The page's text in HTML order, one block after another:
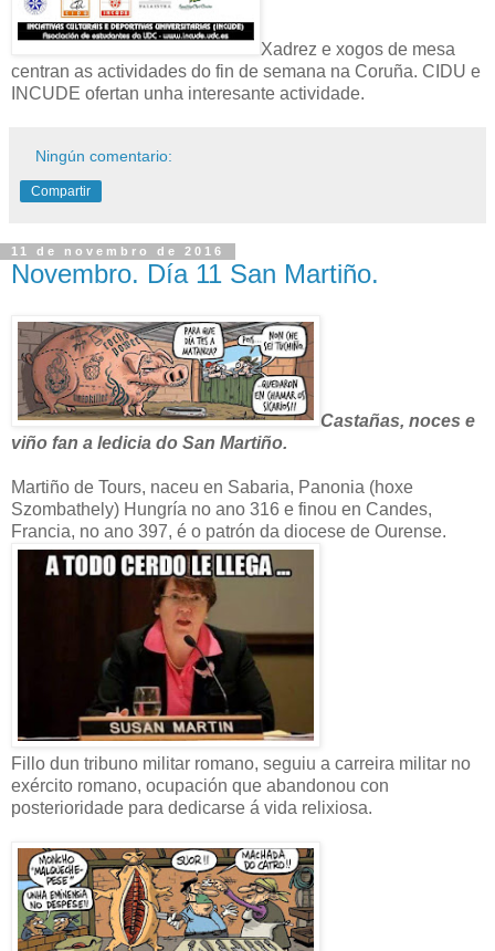
Xadrez e xogos de mesa
centran as actividades do fin de semana na Coruña. CIDU e
INCUDE ofertan unha interesante actividade.
Ningún comentario:
Compartir
11 de novembro de 2016
Novembro. Día 11 San Martiño.
Castañas, noces e
viño fan a ledicia do San Martiño.
Martiño de Tours, naceu en Sabaria, Panonia (hoxe
Szombathely) Hungría no ano 316 e finou en Candes,
Francia, no ano 397, é o patrón da diocese de Ourense.
Fillo dun tribuno militar romano, seguiu a carreira militar no
exército romano, ocupación que abandonou con
posterioridade para dedicarse á vida relixiosa.